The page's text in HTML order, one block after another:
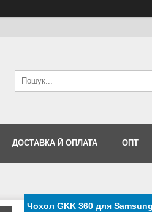
ДОСТАВКА Й ОПЛАТА ОПТ
Чохол GKK 360 для